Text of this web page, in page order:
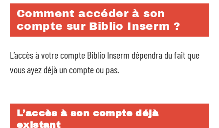
Comment accéder à son
compte sur Biblio Inserm ?
L’accès à votre compte Biblio Inserm dépendra du fait que
vous ayez déjà un compte ou pas.
L’accès à son compte déjà
existant